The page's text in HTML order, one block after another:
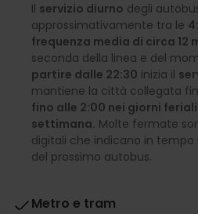
Il servizio diurno degli
approssimativamente tra le
frequenza media di circa 12
seconda della linea e del
partire dalle 22:30 inizia il
mantiene la città collegata
fino alle 2:00 nei giorni feriali
settimana. Molte fermate
digitali che indicano in
del prossimo autobus.
Metro e tram